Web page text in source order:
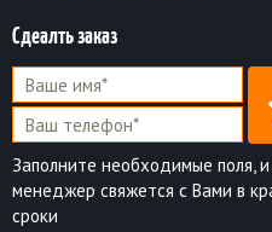
Сдеалть заказ
Заполните необходимые поля,
менеджер свяжется с Вами в
сроки